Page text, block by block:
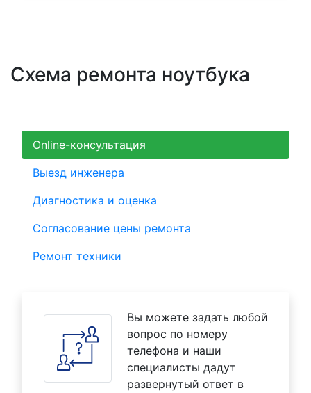
Схема ремонта ноутбука
Online-консультация
Выезд инженера
Диагностика и оценка
Согласование цены ремонта
Ремонт техники
Вы можете задать любой
вопрос по номеру
телефона и наши
специалисты дадут
развернутый ответ в